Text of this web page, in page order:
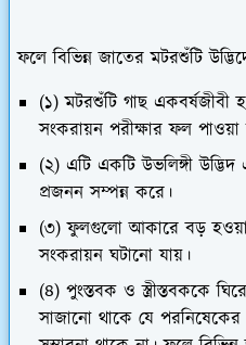
ফলে বিভিন্ন জাতের মটরশুঁটি
(১) মটরশুঁটি গাছ
সংকরায়ন পরীক্ষার ফল পাওয়া
(২) এটি একটি উভলিঙ্গী উদ্ভিদ
প্রজনন সম্পন্ন করে।
(৩) ফুলগুলো আকারে বড়
সংকরায়ন ঘটানো যায়।
(৪) পুংস্তবক ও স্ত্রীস্তবককে
সাজানো থাকে যে